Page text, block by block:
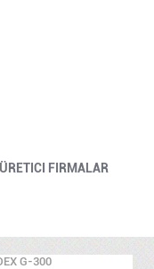
ÜRETICI FIRMALAR
G-300